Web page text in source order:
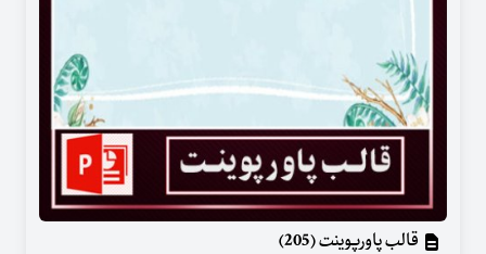
قالب پاورپوینت (205)